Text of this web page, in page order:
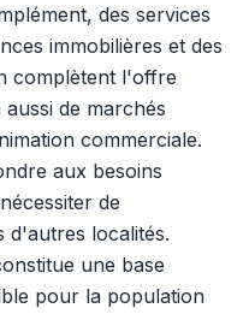
des services
immobilières et des
complètent l'offre
de marchés
commerciale.
aux besoins
de
d'autres localités.
une base
pour la population